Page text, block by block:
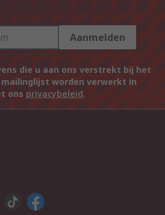
Aanmelden
die u aan ons verstrekt bij het
worden verwerkt in
ons privacybeleid.